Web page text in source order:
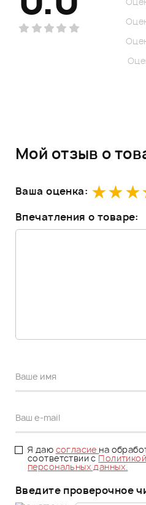
Мой отзыв о
Ваша оценка:
Впечатления о товаре:
Я даю согласие на
соответствии с
персональных данных.
Введите проверочное